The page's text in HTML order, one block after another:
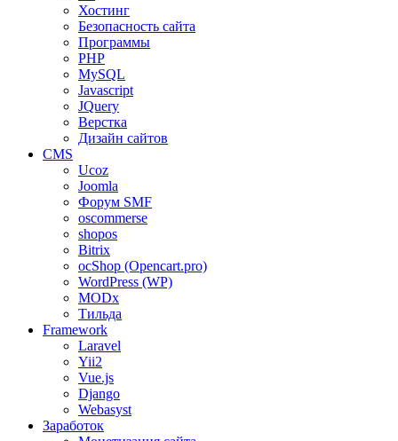
Хостинг
Безопасность сайта
Программы
PHP
MySQL
Javascript
JQuery
Верстка
Дизайн сайтов
CMS
Ucoz
Joomla
Форум SMF
oscommerse
shopos
Bitrix
ocShop (Opencart.pro)
WordPress (WP)
MODx
Тильда
Framework
Laravel
Yii2
Vue.js
Django
Webasyst
Заработок